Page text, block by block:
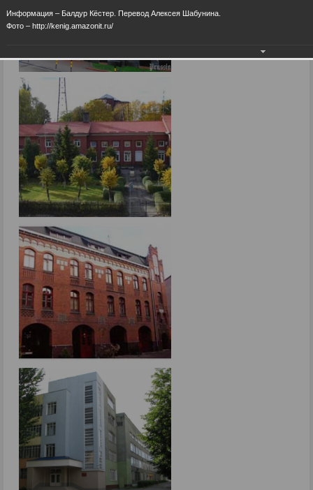
Информация – Балдур Кёстер. Перевод Алексея Шабунина.
Фото – http://kenig.amazonit.ru/